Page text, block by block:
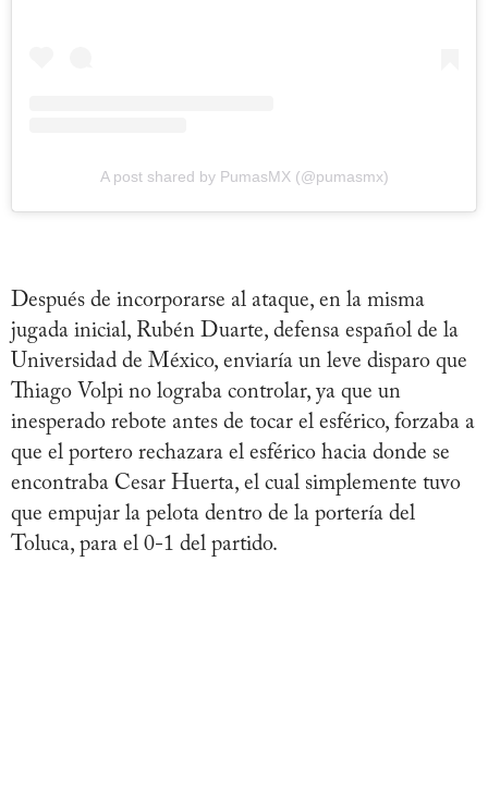
A post shared by PumasMX (@pumasmx)
Después de incorporarse al ataque, en la misma
jugada inicial, Rubén Duarte, defensa español de la
Universidad de México, enviaría un leve disparo que
Thiago Volpi no lograba controlar, ya que un
inesperado rebote antes de tocar el esférico, forzaba a
que el portero rechazara el esférico hacia donde se
encontraba Cesar Huerta, el cual simplemente tuvo
que empujar la pelota dentro de la portería del
Toluca, para el 0-1 del partido.